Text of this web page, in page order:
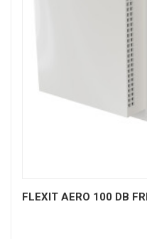
FLEXIT AERO 100 DB